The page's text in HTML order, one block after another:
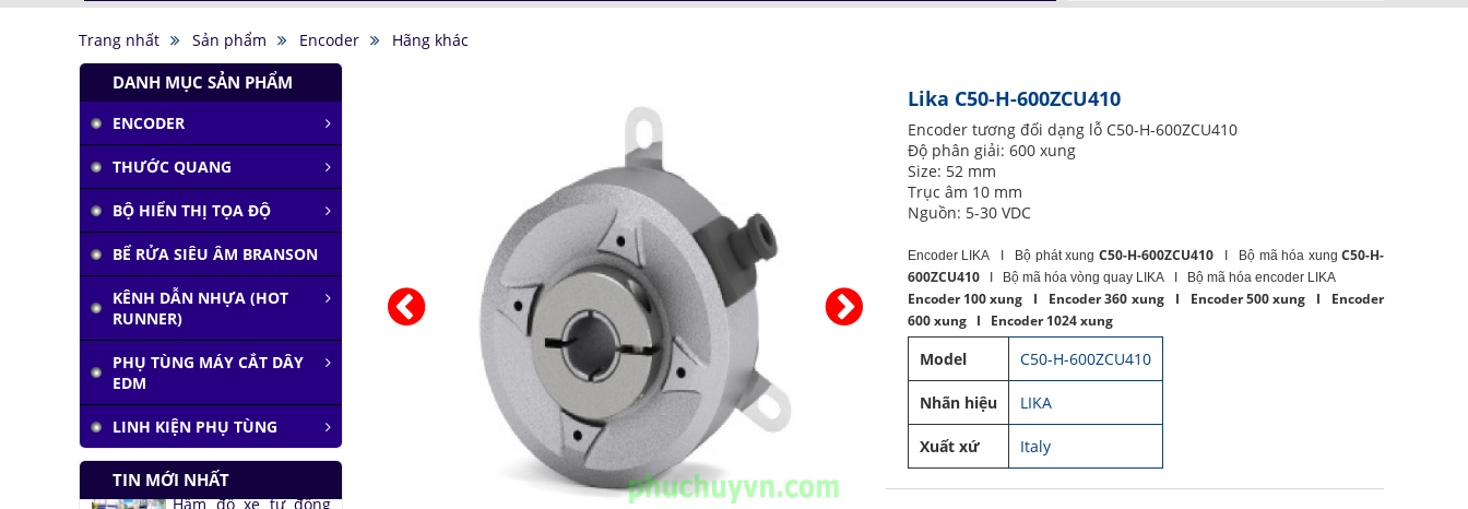
Trang nhất Sản phẩm Encoder Hãng khác
Lika C50-H-600ZCU410
Encoder tương đối dạng lỗ C50-H-600ZCU410
Độ phân giải: 600 xung
Size: 52 mm
Trục âm 10 mm
Nguồn: 5-30 VDC
Encoder LIKA I Bộ phát xung C50-H-600ZCU410 I Bộ mã hóa xungC50-H-
600ZCU410I Bộ mã hóa vòng quay LIKA I Bộ mã hóa encoder LIKA
Encoder 100 xung I Encoder 360 xung I Encoder 500 xung I Encoder
600 xung I Encoder 1024 xung
Model C50-H-600ZCU410
Nhãn hiệu LIKA
Xuất xứ Italy
DANH MỤC SẢN PHẨM
ENCODER
THƯỚC QUANG
BỘ HIỂN THỊ TỌA ĐỘ
BỂ RỬA SIÊU ÂM BRANSON
KÊNH DẪN NHỰA (HOT
RUNNER)
PHỤ TÙNG MÁY CẮT DÂY
EDM
LINH KIỆN PHỤ TÙNG
TIN MỚI NHẤT
Tàu siêu tốc chạy liên
thành phố tốc độ
1.000 km/h
Đại học Lạc Hồng vô
địch cuộc thi
Robocon 2019
Pin Mặt Trời có khả
năng tái tạo ánh
quang hợp để tạo
nhiên liệu
Hầm đỗ xe tự động
dưới lòng đất của
Nhật